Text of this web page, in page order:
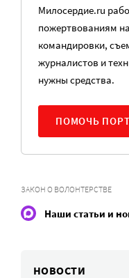
Милосердие.ru
пожертвованиям
командировки,
журналистов и
нужны средства.
ПОМОЧЬ
ЗАКОН О ВОЛОНТЕРСТВЕ
Наши статьи и
НОВОСТИ